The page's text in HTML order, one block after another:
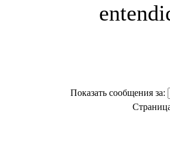
Показать сообщения за: